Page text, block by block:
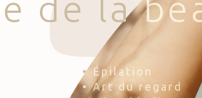
e d e la be
• Épilation
• Art du regard